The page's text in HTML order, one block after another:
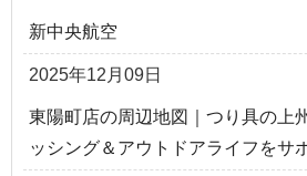
新中央航空
2025年12月09日
東陽町店の周辺地図｜つり具の上
ッシング＆アウトドアライフをサ